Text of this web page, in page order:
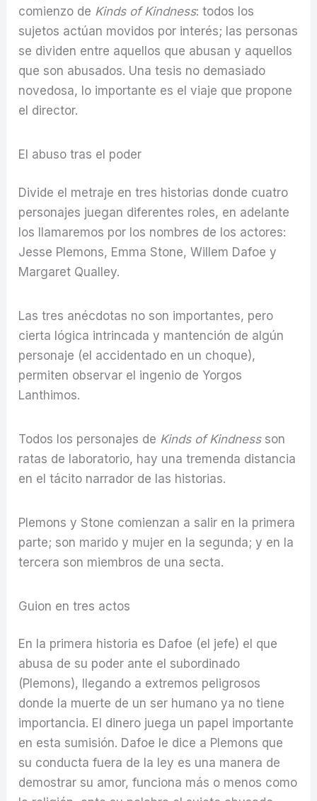
comienzo de Kinds of Kindness: todos los
sujetos actúan movidos por interés; las personas
se dividen entre aquellos que abusan y aquellos
que son abusados. Una tesis no demasiado
novedosa, lo importante es el viaje que propone
el director.
El abuso tras el poder
Divide el metraje en tres historias donde cuatro
personajes juegan diferentes roles, en adelante
los llamaremos por los nombres de los actores:
Jesse Plemons, Emma Stone, Willem Dafoe y
Margaret Qualley.
Las tres anécdotas no son importantes, pero
cierta lógica intrincada y mantención de algún
personaje (el accidentado en un choque),
permiten observar el ingenio de Yorgos
Lanthimos.
Todos los personajes de Kinds of Kindnessson
ratas de laboratorio, hay una tremenda distancia
en el tácito narrador de las historias.
Plemons y Stone comienzan a salir en la primera
parte; son marido y mujer en la segunda; y en la
tercera son miembros de una secta.
Guion en tres actos
En la primera historia es Dafoe (el jefe) el que
abusa de su poder ante el subordinado
(Plemons), llegando a extremos peligrosos
donde la muerte de un ser humano ya no tiene
importancia. El dinero juega un papel importante
en esta sumisión. Dafoe le dice a Plemons que
su conducta fuera de la ley es una manera de
demostrar su amor, funciona más o menos como